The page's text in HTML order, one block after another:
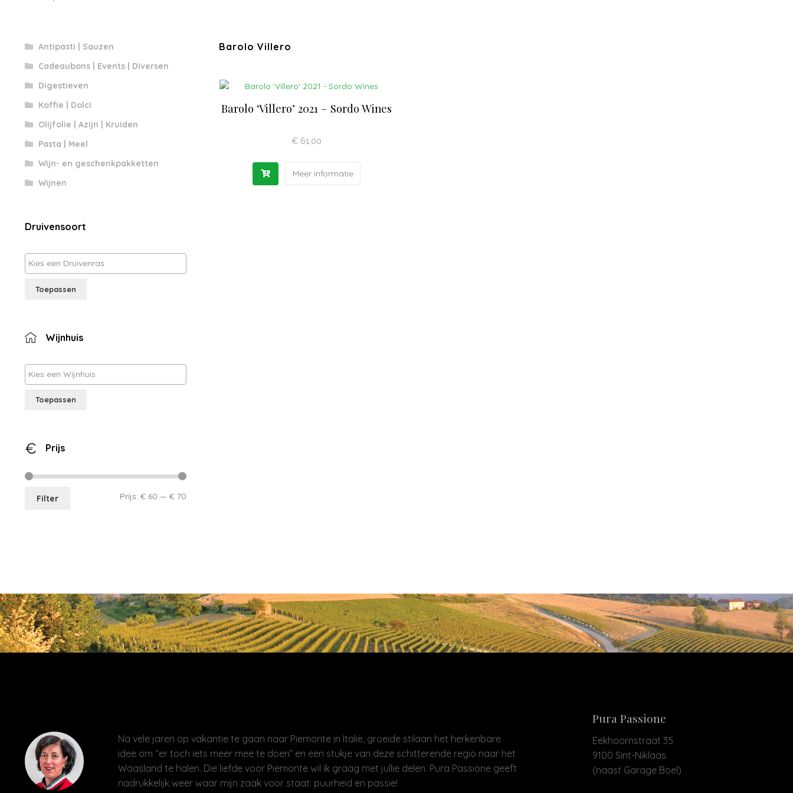
Barolo Villero
Barolo ‘Villero’ 2021 – Sordo Wines
€ 61,00
Meer informatie
Antipasti | Sauzen
Cadeaubons | Events | Diversen
Digestieven
Koffie | Dolci
Olijfolie | Azijn | Kruiden
Pasta | Meel
Wijn- en geschenkpakketten
Wijnen
Druivensoort
Toepassen
Wijnhuis
Toepassen
Prijs
Min.
Max.
Filter Prijs: € 60 — € 70
Na vele jaren op vakantie te gaan naar Piemonte in Italië, groeide stilaan het herkenbare
idee om “er toch iets meer mee te doen” en een stukje van deze schitterende regio naar het
Waasland te halen. Die liefde voor Piemonte wil ik graag met jullie delen. Pura Passione geeft
nadrukkelijk weer waar mijn zaak voor staat: puurheid en passie!
Pura Passione
Eekhoornstraat 35
9100 Sint-Niklaas
(naast Garage Boel)